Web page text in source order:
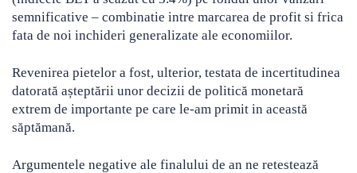
semnificative – combinatie intre marcarea de profit si frica
fata de noi inchideri generalizate ale economiilor.
Revenirea pietelor a fost, ulterior, testata de incertitudinea
datorată așteptării unor decizii de politică monetară
extrem de importante pe care le-am primit in această
săptămană.
Argumentele negative ale finalului de an ne retestează